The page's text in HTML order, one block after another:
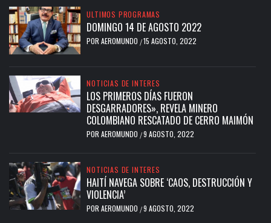
ULTIMOS PROGRAMAS
DOMINGO 14 DE AGOSTO 2022
POR AEROMUNDO /15 AGOSTO, 2022
NOTICIAS DE INTERES
LOS PRIMEROS DÍAS FUERON
DESGARRADORES», REVELA MINERO
COLOMBIANO RESCATADO DE CERRO MAIMÓN
POR AEROMUNDO /9 AGOSTO, 2022
NOTICIAS DE INTERES
HAITÍ NAVEGA SOBRE ‘CAOS, DESTRUCCIÓN Y
VIOLENCIA’
POR AEROMUNDO /9 AGOSTO, 2022